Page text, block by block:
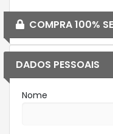
DADOS PESSOAIS
Nome
COMPRA 100%